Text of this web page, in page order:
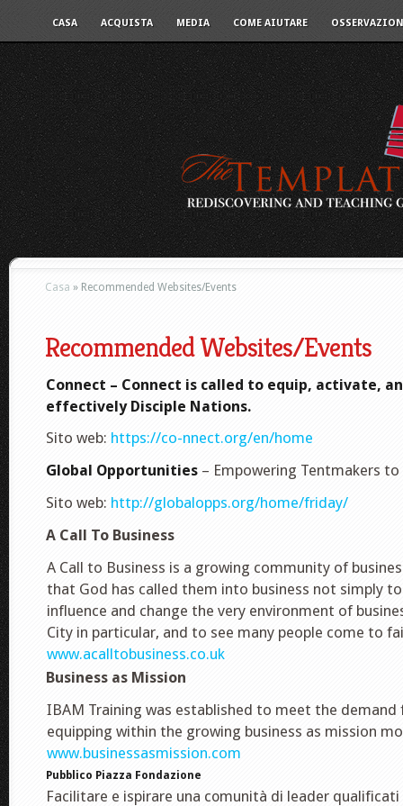
CASA ACQUISTA MEDIA COME AIUTARE
Casa » Recommended Websites/Events
Recommended Websites/Events
Connect – Connect is called to equip, activate,
effectively Disciple Nations.
Sito web: https://co-nnect.org/en/home
Global Opportunities – Empowering Tentmakers
Sito web: http://globalopps.org/home/friday/
A Call To Business
A Call to Business is a growing community of
that God has called them into business not simply
influence and change the very environment of
City in particular, and to see many people come to
www.acalltobusiness.co.uk
Business as Mission
IBAM Training was established to meet the
equipping within the growing business as mission
www.businessasmission.com
Pubblico Piazza Fondazione
Facilitare e ispirare una comunità di leader